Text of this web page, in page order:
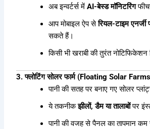
अब इन्वर्टर्स मेंAI-बेस्ड मॉनिटरिंग
आप मोबाइल ऐप सेरियल-टाइम एनर्जी
सकते हैं।
किसी भी खराबी की तुरंत नोटिफिकेशन
3. फ्लोटिंग सोलर फार्म (Floating Solar
पानी की सतह पर बनाए गए सोलर
ये तकनीकझीलों, डैम या तालाबोंपर
पानी की वजह से पैनल का तापमान